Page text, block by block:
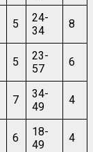
5
24-
34
8
5
23-
57
6
7
34-
49
4
6
18-
49
4